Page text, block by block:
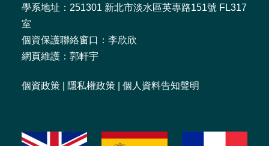
學系地址：251301 新北市淡水區英專路151號 FL317
室
個資保護聯絡窗口：李欣欣
網頁維護：郭軒宇
個資政策 隱私權政策 個人資料告知聲明